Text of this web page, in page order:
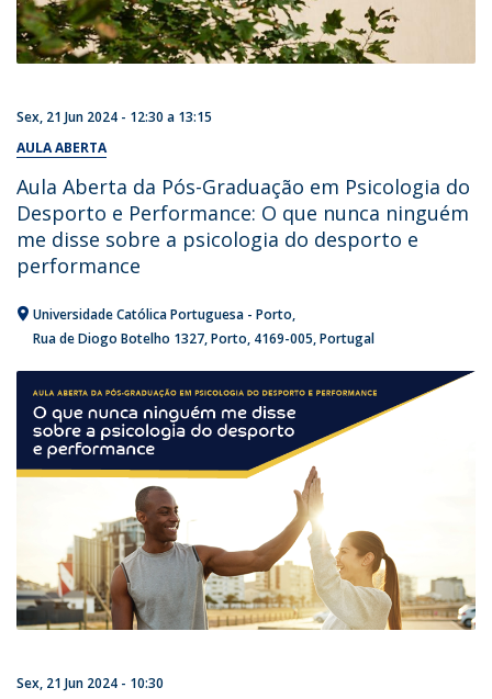
Sex, 21 Jun 2024 - 12:30 a 13:15
AULA ABERTA
Aula Aberta da Pós-Graduação em Psicologia do
Desporto e Performance: O que nunca ninguém
me disse sobre a psicologia do desporto e
performance
Universidade Católica Portuguesa - Porto
Rua de Diogo Botelho 1327 Porto 4169-005 Portugal
Sex, 21 Jun 2024 - 10:30